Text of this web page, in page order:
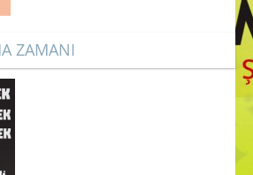
ZAMANI